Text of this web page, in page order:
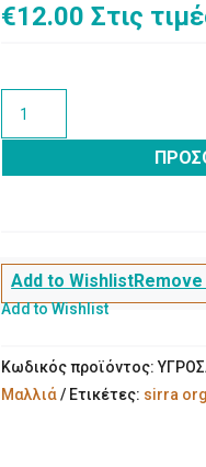
€12.00 Στις
Add to Wishlist
Add to Wishlist
Κωδικός προϊόντος:
Μαλλιά
Ετικέτες: sirra